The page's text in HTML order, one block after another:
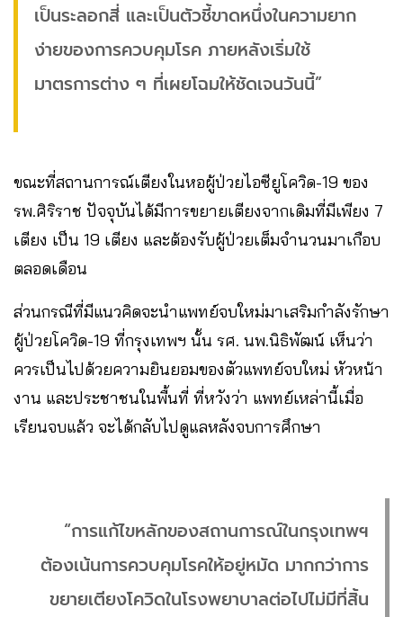
เป็นระลอกสี่ และเป็นตัวชี้ขาดหนึ่งในความยาก
ง่ายของการควบคุมโรค ภายหลังเริ่มใช้
มาตรการต่าง ๆ ที่เผยโฉมให้ชัดเจนวันนี้”
ขณะที่สถานการณ์เตียงในหอผู้ป่วยไอซียูโควิด-19 ของ
รพ.ศิริราช ปัจจุบันได้มีการขยายเตียงจากเดิมที่มีเพียง 7
เตียง เป็น 19 เตียง และต้องรับผู้ป่วยเต็มจำนวนมาเกือบ
ตลอดเดือน
ส่วนกรณีที่มีแนวคิดจะนำแพทย์จบใหม่มาเสริมกำลังรักษา
ผู้ป่วยโควิด-19 ที่กรุงเทพฯ นั้น รศ. นพ.นิธิพัฒน์ เห็นว่า
ควรเป็นไปด้วยความยินยอมของตัวแพทย์จบใหม่ หัวหน้า
งาน และประชาชนในพื้นที่ ที่หวังว่า แพทย์เหล่านี้เมื่อ
เรียนจบแล้ว จะได้กลับไปดูแลหลังจบการศึกษา
“การแก้ไขหลักของสถานการณ์ในกรุงเทพฯ
ต้องเน้นการควบคุมโรคให้อยู่หมัด มากกว่าการ
ขยายเตียงโควิดในโรงพยาบาลต่อไปไม่มีที่สิ้น